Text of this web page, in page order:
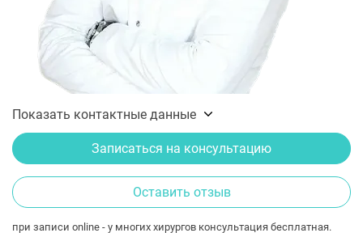
Показать контактные данные
Записаться на консультацию
Оставить отзыв
при записи online - у многих хирургов консультация бесплатная.